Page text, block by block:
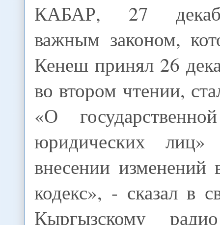
КАБАР, 27
важным законом,
Кенеш принял 26
во втором чтении,
«О
юридических
внесении изменений
кодекс», - сказал в
Кыргызскому